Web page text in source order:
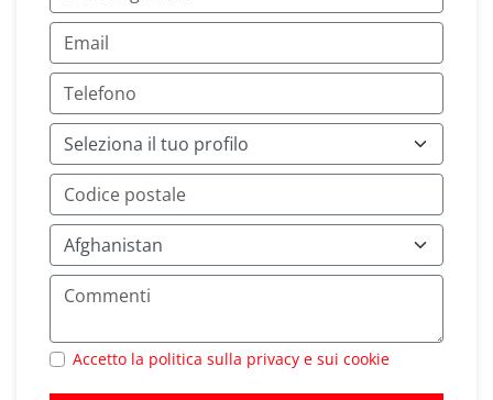
Accetto la politica sulla privacy e sui cookie